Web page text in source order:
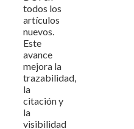
todos los
artículos
nuevos.
Este
avance
mejora la
trazabilidad,
la
citación y
la
visibilidad